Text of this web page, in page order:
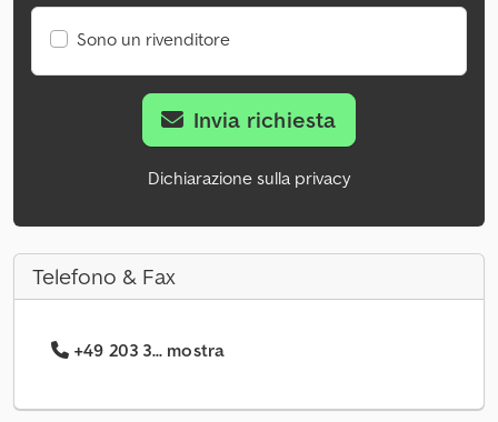
Sono un rivenditore
Invia richiesta
Dichiarazione sulla privacy
Telefono & Fax
+49 203 3... mostra